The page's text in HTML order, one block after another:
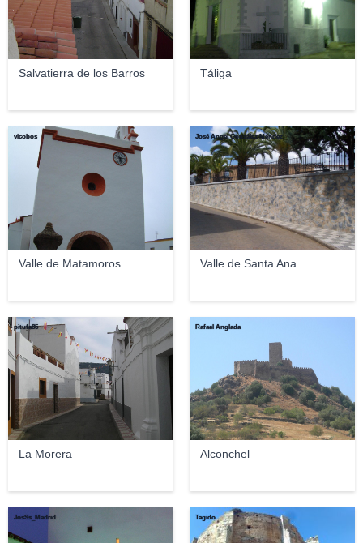
Salvatierra de los Barros Táliga
Valle de Matamoros
vicobos
Valle de Santa Ana
José Ángel González Méndez
La Morera
pitufa85
Alconchel
Rafael Anglada
JosSs_Madrid Tagido